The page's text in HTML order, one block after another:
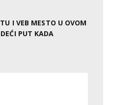
I VEB MESTO U OVOM
PUT KADA